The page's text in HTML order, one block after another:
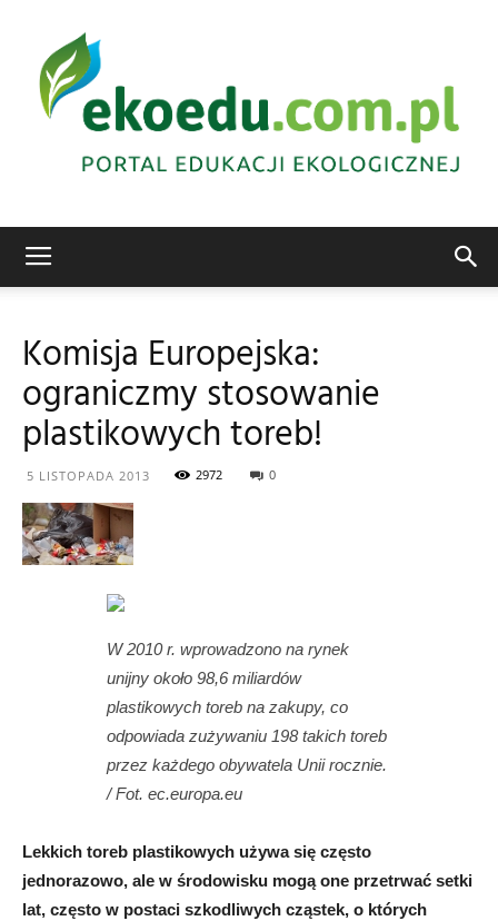
ekologiczna
Abrys
Komisja Europejska:
ograniczmy stosowanie
plastikowych toreb!
5 LISTOPADA 2013 2972 0
W 2010 r. wprowadzono na rynek
unijny około 98,6 miliardów
plastikowych toreb na zakupy, co
odpowiada zużywaniu 198 takich toreb
przez każdego obywatela Unii rocznie.
/ Fot. ec.europa.eu
Lekkich toreb plastikowych używa się często
jednorazowo, ale w środowisku mogą one przetrwać setki
lat, często w postaci szkodliwych cząstek, o których